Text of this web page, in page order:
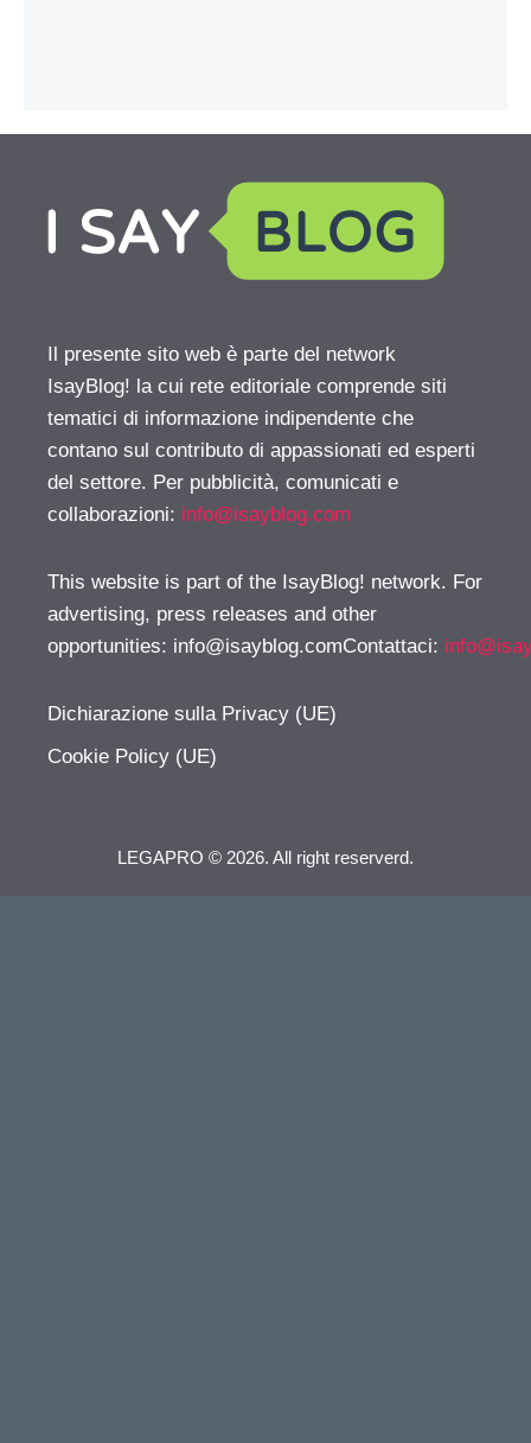
Il presente sito web è parte del network
IsayBlog! la cui rete editoriale comprende siti
tematici di informazione indipendente che
contano sul contributo di appassionati ed esperti
del settore. Per pubblicità, comunicati e
collaborazioni: info@isayblog.com
This website is part of the IsayBlog! network. For
advertising, press releases and other
opportunities: info@isayblog.comContattaci:
Dichiarazione sulla Privacy (UE)
Cookie Policy (UE)
LEGAPRO © 2026. All right reserverd.